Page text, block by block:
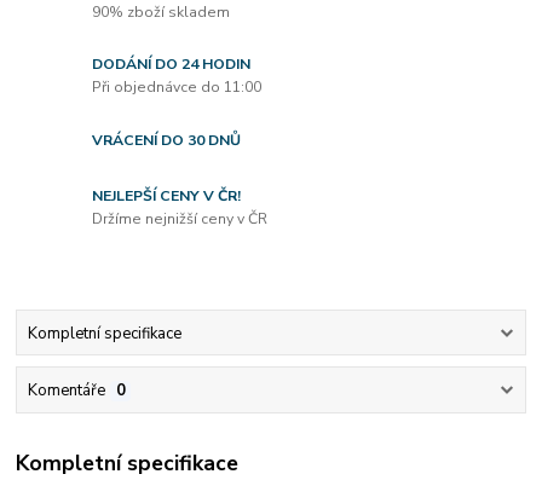
90% zboží skladem
DODÁNÍ DO 24 HODIN
Při objednávce do 11:00
VRÁCENÍ DO 30 DNŮ
NEJLEPŠÍ CENY V ČR!
Držíme nejnižší ceny v ČR
Kompletní specifikace
Komentáře 0
Kompletní specifikace